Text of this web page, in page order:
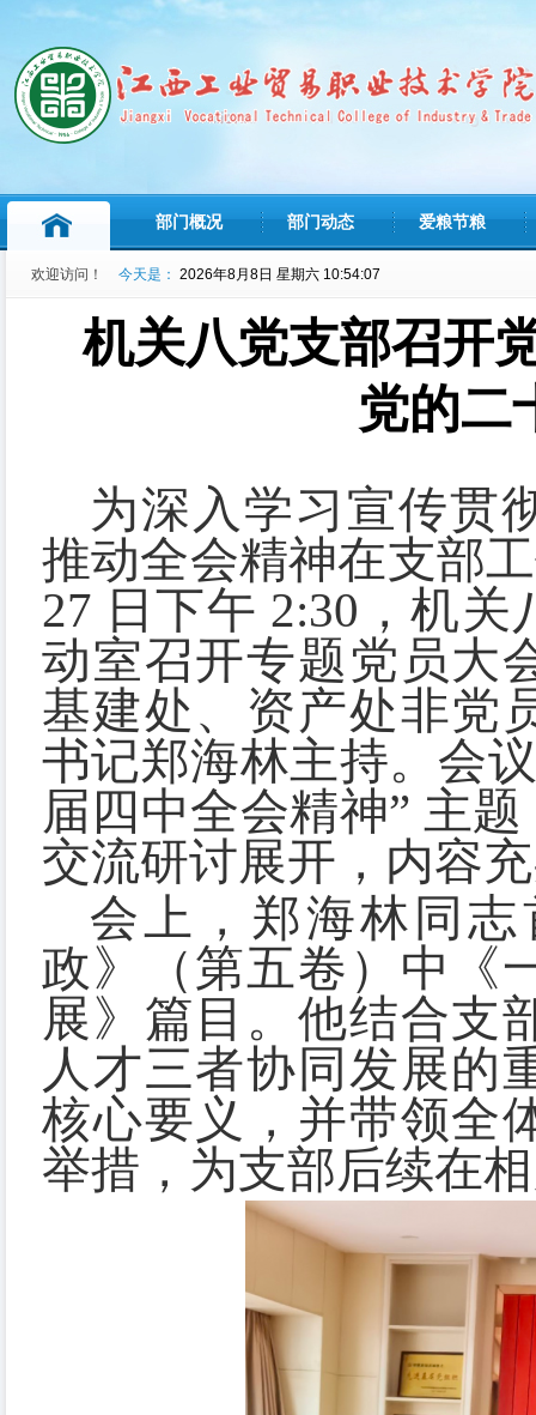
部门概况 部门动态 爱粮节粮
欢迎访问！ 今天是： 2026年8月8日 星期六 10:54:08
机关八党支部召开
党的二
为深入学习宣传贯
推动全会精神在支部
27 日下午 2:30，机
动室召开专题党员大
基建处、资产处非党
书记郑海林主持。会
届四中全会精神” 主
交流研讨展开，内容
会上，郑海林同
政》（第五卷）中《
展》篇目。他结合支
人才三者协同发展的
核心要义，并带领全
举措，为支部后续在